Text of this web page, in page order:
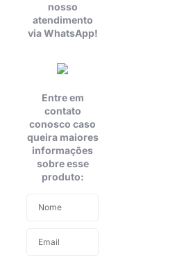
nosso
atendimento
via WhatsApp!
Entre em
contato
conosco caso
queira maiores
informações
sobre esse
produto: